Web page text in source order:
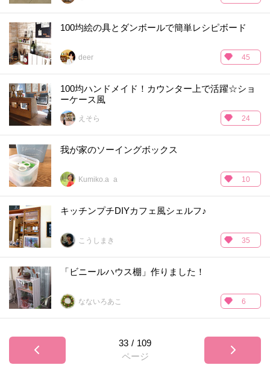
100均絵の具とダンボールで簡単レシピボード
deer 45
100均ハンドメイド！カウンター上で活躍☆ショ
ーケース風
えそら 24
我が家のソーイングボックス
Kumiko.a_a 10
キッチンプチDIYカフェ風シェルフ♪
こうしまき 35
「ビニールハウス棚」作りました！
なないろあこ 6
33 / 109
ページ